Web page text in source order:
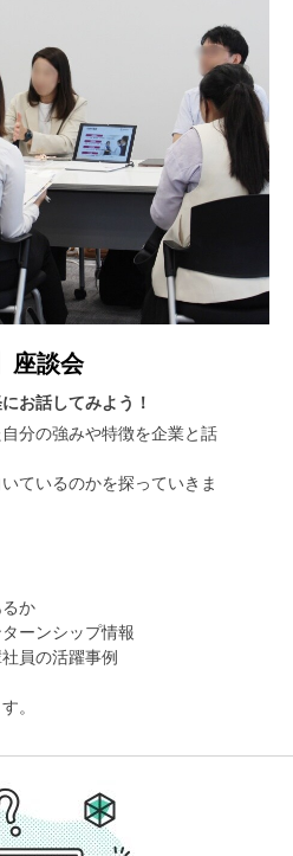
座談会
お話してみよう！
分の強みや特徴を企業と話
ているのかを探っていきま
か
ーンシップ情報
員の活躍事例
。